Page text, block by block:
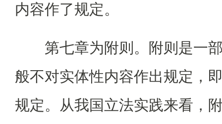
内容作了规定。
第七章为附则。附则是一
般不对实体性内容作出规定，
规定。从我国立法实践来看，